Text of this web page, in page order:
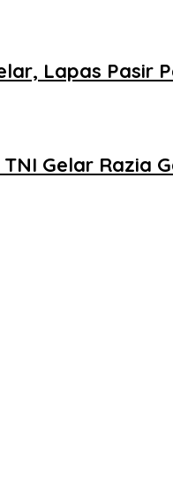
Lapas
Gelar Razia